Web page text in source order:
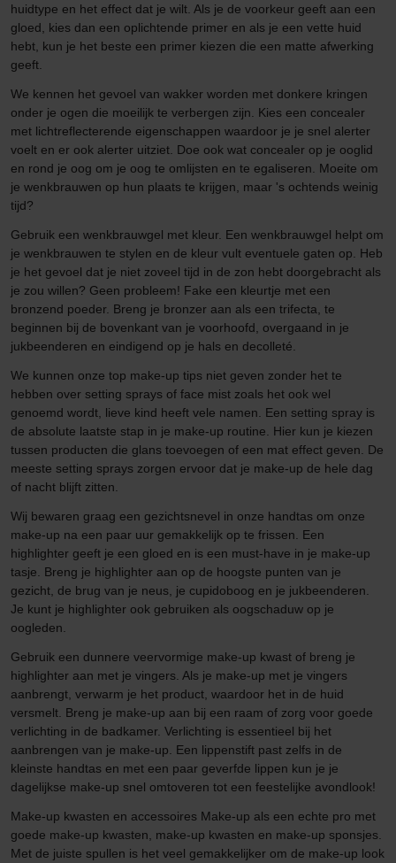
huidtype en het effect dat je wilt. Als je de voorkeur geeft aan een
gloed, kies dan een oplichtende primer en als je een vette huid
hebt, kun je het beste een primer kiezen die een matte afwerking
geeft.
We kennen het gevoel van wakker worden met donkere kringen
onder je ogen die moeilijk te verbergen zijn. Kies een concealer
met lichtreflecterende eigenschappen waardoor je je snel alerter
voelt en er ook alerter uitziet. Doe ook wat concealer op je ooglid
en rond je oog om je oog te omlijsten en te egaliseren. Moeite om
je wenkbrauwen op hun plaats te krijgen, maar 's ochtends weinig
tijd?
Gebruik een wenkbrauwgel met kleur. Een wenkbrauwgel helpt om
je wenkbrauwen te stylen en de kleur vult eventuele gaten op. Heb
je het gevoel dat je niet zoveel tijd in de zon hebt doorgebracht als
je zou willen? Geen probleem! Fake een kleurtje met een
bronzend poeder. Breng je bronzer aan als een trifecta, te
beginnen bij de bovenkant van je voorhoofd, overgaand in je
jukbeenderen en eindigend op je hals en decolleté.
We kunnen onze top make-up tips niet geven zonder het te
hebben over setting sprays of face mist zoals het ook wel
genoemd wordt, lieve kind heeft vele namen. Een setting spray is
de absolute laatste stap in je make-up routine. Hier kun je kiezen
tussen producten die glans toevoegen of een mat effect geven. De
meeste setting sprays zorgen ervoor dat je make-up de hele dag
of nacht blijft zitten.
Wij bewaren graag een gezichtsnevel in onze handtas om onze
make-up na een paar uur gemakkelijk op te frissen. Een
highlighter geeft je een gloed en is een must-have in je make-up
tasje. Breng je highlighter aan op de hoogste punten van je
gezicht, de brug van je neus, je cupidoboog en je jukbeenderen.
Je kunt je highlighter ook gebruiken als oogschaduw op je
oogleden.
Gebruik een dunnere veervormige make-up kwast of breng je
highlighter aan met je vingers. Als je make-up met je vingers
aanbrengt, verwarm je het product, waardoor het in de huid
versmelt. Breng je make-up aan bij een raam of zorg voor goede
verlichting in de badkamer. Verlichting is essentieel bij het
aanbrengen van je make-up. Een lippenstift past zelfs in de
kleinste handtas en met een paar geverfde lippen kun je je
dagelijkse make-up snel omtoveren tot een feestelijke avondlook!
Make-up kwasten en accessoires Make-up als een echte pro met
goede make-up kwasten, make-up kwasten en make-up sponsjes.
Met de juiste spullen is het veel gemakkelijker om de make-up look